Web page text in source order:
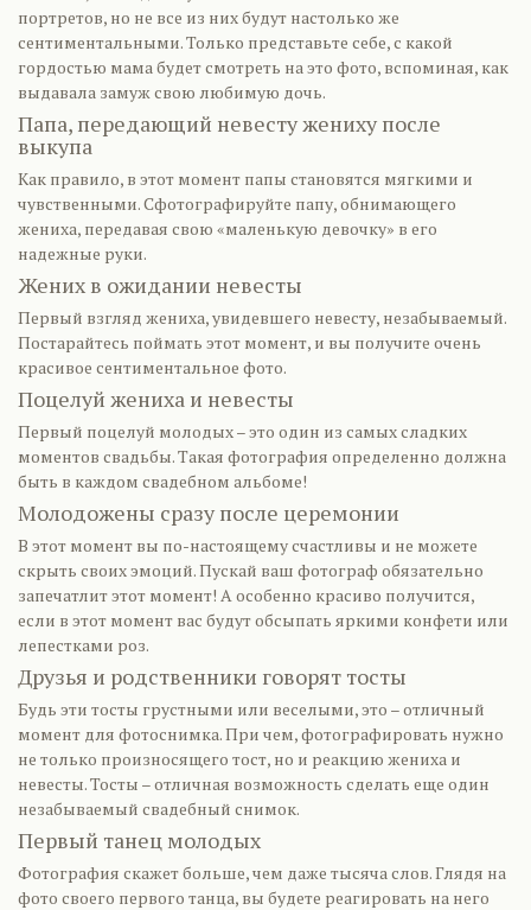
портретов, но не все из них будут настолько же
сентиментальными. Только представьте себе, с какой
гордостью мама будет смотреть на это фото, вспоминая, как
выдавала замуж свою любимую дочь.
Папа, передающий невесту жениху после
выкупа
Как правило, в этот момент папы становятся мягкими и
чувственными. Сфотографируйте папу, обнимающего
жениха, передавая свою «маленькую девочку» в его
надежные руки.
Жених в ожидании невесты
Первый взгляд жениха, увидевшего невесту, незабываемый.
Постарайтесь поймать этот момент, и вы получите очень
красивое сентиментальное фото.
Поцелуй жениха и невесты
Первый поцелуй молодых – это один из самых сладких
моментов свадьбы. Такая фотография определенно должна
быть в каждом свадебном альбоме!
Молодожены сразу после церемонии
В этот момент вы по-настоящему счастливы и не можете
скрыть своих эмоций. Пускай ваш фотограф обязательно
запечатлит этот момент! А особенно красиво получится,
если в этот момент вас будут обсыпать яркими конфети или
лепестками роз.
Друзья и родственники говорят тосты
Будь эти тосты грустными или веселыми, это – отличный
момент для фотоснимка. При чем, фотографировать нужно
не только произносящего тост, но и реакцию жениха и
невесты. Тосты – отличная возможность сделать еще один
незабываемый свадебный снимок.
Первый танец молодых
Фотография скажет больше, чем даже тысяча слов. Глядя на
фото своего первого танца, вы будете реагировать на него